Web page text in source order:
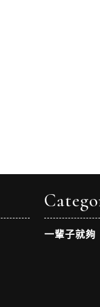
一輩子就夠